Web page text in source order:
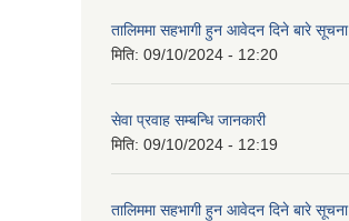
तालिममा सहभागी हुन आवेदन दिने बारे सूचना
मिति: 09/10/2024 - 12:20
सेवा प्रवाह सम्बन्धि जानकारी
मिति: 09/10/2024 - 12:19
तालिममा सहभागी हुन आवेदन दिने बारे सूचना